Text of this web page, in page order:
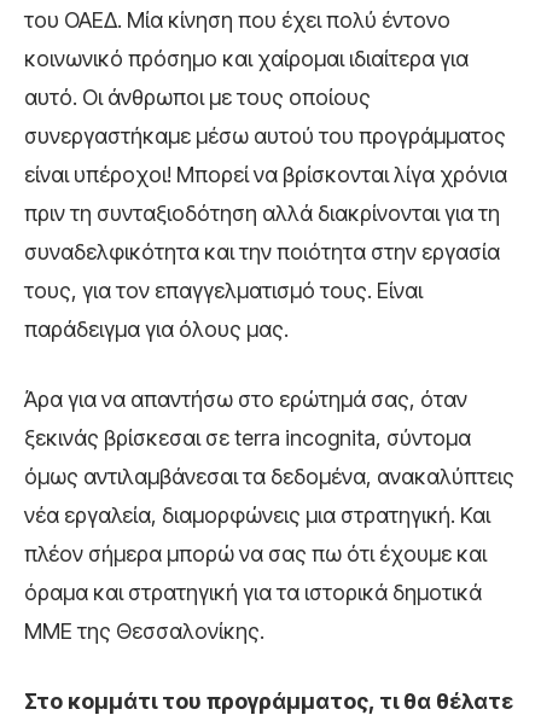
του ΟΑΕΔ. Μία κίνηση που έχει πολύ έντονο
κοινωνικό πρόσημο και χαίρομαι ιδιαίτερα για
αυτό. Οι άνθρωποι με τους οποίους
συνεργαστήκαμε μέσω αυτού του προγράμματος
είναι υπέροχοι! Μπορεί να βρίσκονται λίγα χρόνια
πριν τη συνταξιοδότηση αλλά διακρίνονται για τη
συναδελφικότητα και την ποιότητα στην εργασία
τους, για τον επαγγελματισμό τους. Είναι
παράδειγμα για όλους μας.
Άρα για να απαντήσω στο ερώτημά σας, όταν
ξεκινάς βρίσκεσαι σε terra incognita, σύντομα
όμως αντιλαμβάνεσαι τα δεδομένα, ανακαλύπτεις
νέα εργαλεία, διαμορφώνεις μια στρατηγική. Και
πλέον σήμερα μπορώ να σας πω ότι έχουμε και
όραμα και στρατηγική για τα ιστορικά δημοτικά
ΜΜΕ της Θεσσαλονίκης.
Στο κομμάτι του προγράμματος, τι θα θέλατε